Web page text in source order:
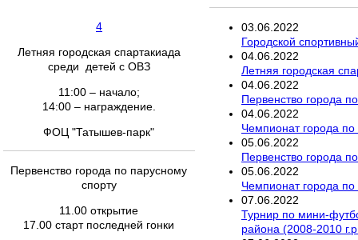
4
Летняя городская спартакиада
среди детей с ОВЗ
11:00 – начало;
14:00 – награждение.
ФОЦ "Татышев-парк"
Первенство города по парусному
спорту
11.00 открытие
17.00 старт последней гонки
03 06 2022
Городской
04 06 2022
Летняя городская
04 06 2022
Первенство города
04 06 2022
Чемпионат города по
05 06 2022
Первенство города
05 06 2022
Чемпионат города
07 06 2022
Турнир по мини-
района (2008-2010